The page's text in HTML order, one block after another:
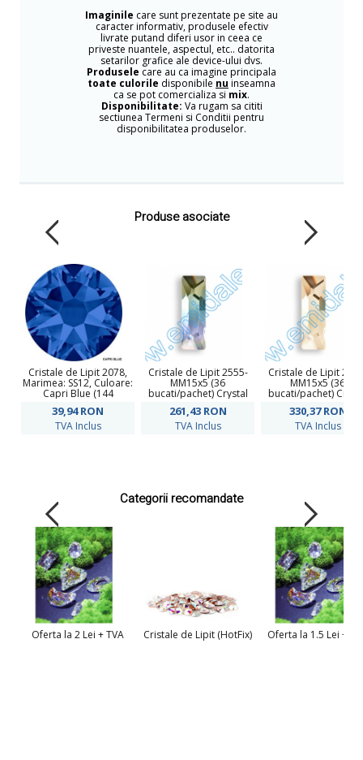
Imaginile care sunt prezentate pe site au
caracter informativ, produsele efectiv
livrate putand diferi usor in ceea ce
priveste nuantele, aspectul, etc.. datorita
setarilor grafice ale device-ului dvs.
Produsele care au ca imagine principala
toate culorile disponibile nu inseamna
ca se pot comercializa si mix.
Disponibilitate: Va rugam sa cititi
sectiunea Termeni si Conditii pentru
disponibilitatea produselor.
Produse asociate
Cristale de Lipit 2078,
Marimea: SS12, Culoare:
Capri Blue (144
39,94RON
TVA Inclus
Cristale de Lipit 2555-
MM15x5 (36
bucati/pachet) Crystal
261,43 RON
TVA Inclus
Cristale de Lipit
MM15x5 (36
bucati/pachet)
330,37RON
TVA Inclus
Categorii recomandate
Oferta la 2 Lei + TVA Cristale de Lipit (HotFix) Oferta la 1.5 Lei +